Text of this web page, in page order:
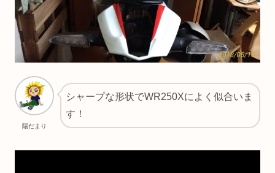
陽だまり
シャープな形状でWR250Xによく似合いま
す！